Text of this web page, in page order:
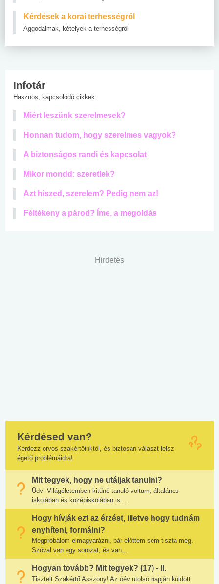
Kérdések a korai terhességről
Aggodalmak, kételyek a terhességről
Infotár
Hasznos, kapcsolódó cikkek
Miért leszünk szerelmesek?
Honnan tudom, hogy szerelmes vagyok?
A biztonságos randi és kapcsolat
Mikor mondd: szeretlek?
Azt hiszed, szerelem? Pedig nem az!
Féltékeny a párod? Íme, a megoldás
Hirdetés
Kérdésed van?
Kérdezz orvos szakértőinktől, és biztosan választ lelsz
égető problémáidra!
Mit tegyek, hogy ne utáljak tanulni?
Üdv! Világéletemben kitűnő tanuló voltam, általános
iskolában és középiskolában is....
Hogy hívják ezt az érzést, illetve hogy tudnám
enyhíteni, formálni?
Megpróbálom elmagyarázni, bár előttem sem tiszta még.
Szóval van egy sorozat, és van...
Hogyan tovább? Mit tegyek? (17) - II.
Tisztelt Szakértő Asszony! Az óév utolsó napján küldött